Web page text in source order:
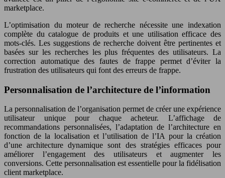
marketplace.
L’optimisation du moteur de recherche nécessite une indexation
complète du catalogue de produits et une utilisation efficace des
mots-clés. Les suggestions de recherche doivent être pertinentes et
basées sur les recherches les plus fréquentes des utilisateurs. La
correction automatique des fautes de frappe permet d’éviter la
frustration des utilisateurs qui font des erreurs de frappe.
Personnalisation de l’architecture de l’information
La personnalisation de l’organisation permet de créer une expérience
utilisateur unique pour chaque acheteur. L’affichage de
recommandations personnalisées, l’adaptation de l’architecture en
fonction de la localisation et l’utilisation de l’IA pour la création
d’une architecture dynamique sont des stratégies efficaces pour
améliorer l’engagement des utilisateurs et augmenter les
conversions. Cette personnalisation est essentielle pour la fidélisation
client marketplace.